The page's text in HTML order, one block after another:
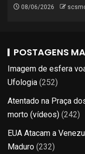
08/06/2026
POSTAGENS
Imagem de esfera
Ufologia (252)
Atentado na Praça
morto (vídeos) (242)
EUA Atacam a
Maduro (232)